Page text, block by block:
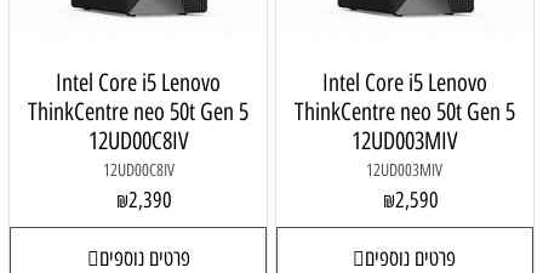
Intel Core i5 Lenovo
ThinkCentre neo 50t Gen 5
12UD003MIV
12UD003MIV
₪2,590
פרטים נוספים
Intel Core i5 Lenovo
ThinkCentre neo 50t Gen 5
12UD00C8IV
12UD00C8IV
₪2,390
פרטים נוספים